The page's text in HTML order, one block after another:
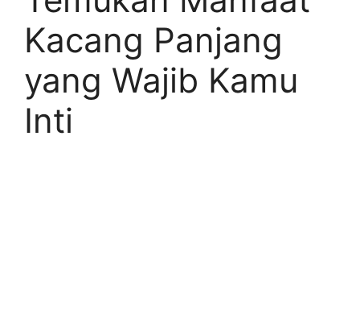
Kacang Panjang
yang Wajib Kamu
Inti